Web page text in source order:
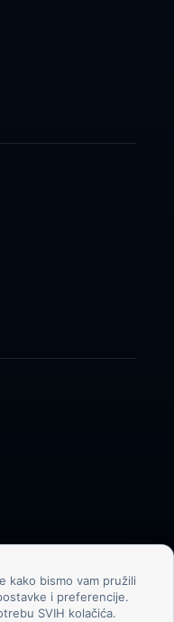
pridržana.
kako bismo vam pružili
i preferencije.
SVIH kolačića.